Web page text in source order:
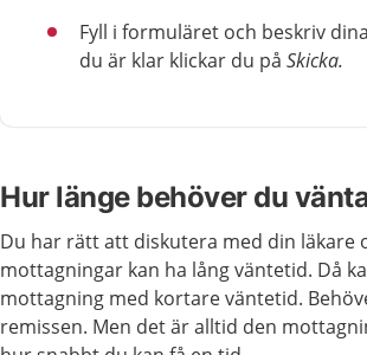
Fyll i formuläret och beskriv
du är klar klickar du påSkicka.
Hur länge behöver du
Du har rätt att diskutera med din läkare
mottagningar kan ha lång väntetid. Då
mottagning med kortare väntetid.
remissen. Men det är alltid den